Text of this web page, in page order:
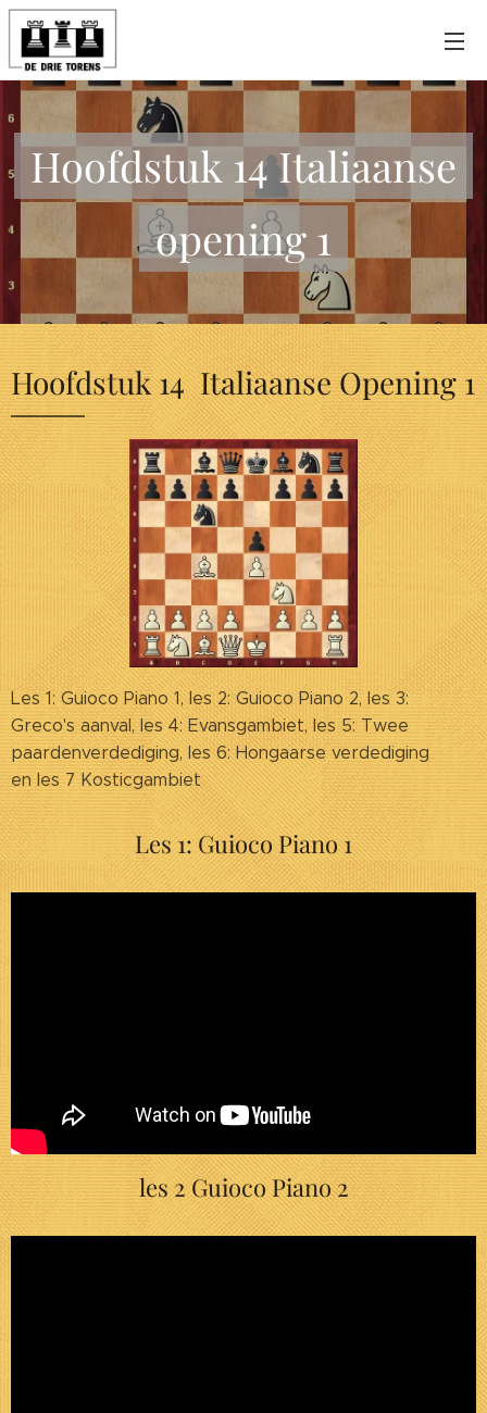
Hoofdstuk 14 Italiaanse
opening 1
Hoofdstuk 14 Italiaanse Opening 1
Les 1: Guioco Piano 1, les 2: Guioco Piano 2, les 3:
Greco's aanval, les 4: Evansgambiet, les 5: Twee
paardenverdediging, les 6: Hongaarse verdediging
en les 7 Kosticgambiet
Les 1: Guioco Piano 1
les 2 Guioco Piano 2